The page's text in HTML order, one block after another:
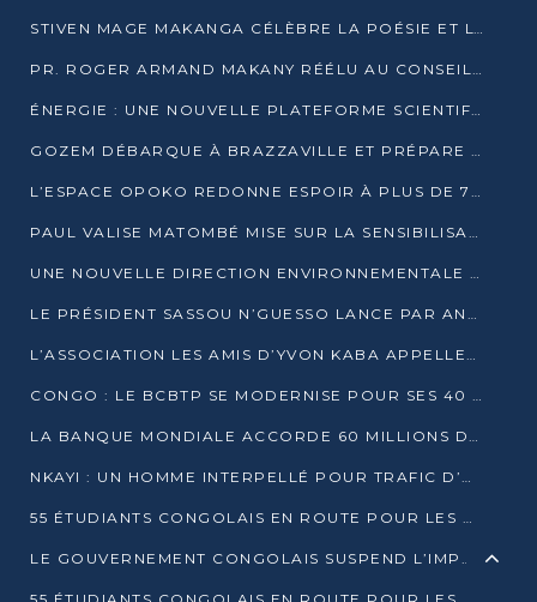
STIVEN MAGE MAKANGA CÉLÈBRE LA POÉSIE ET L’HUMAIN AVEC SON RECUEIL “HECTARE”
PR. ROGER ARMAND MAKANY RÉÉLU AU CONSEIL DE L’AUF
ÉNERGIE : UNE NOUVELLE PLATEFORME SCIENTIFIQUE POUR LA TRANSITION ÉNERGÉTIQUE EN AFRIQUE CENTRALE
GOZEM DÉBARQUE À BRAZZAVILLE ET PRÉPARE SON ARRIVÉE À POINTE-NOIRE
L’ESPACE OPOKO REDONNE ESPOIR À PLUS DE 775 ÉLÈVES AUTOCHTONES DANS LE NORD DU CONGO
PAUL VALISE MATOMBÉ MISE SUR LA SENSIBILISATION POUR ÉRAQUER LE GRAND BANDITISME
UNE NOUVELLE DIRECTION ENVIRONNEMENTALE POUR RENFORCER LA GESTION DES DONNÉES AU CONGO
LE PRÉSIDENT SASSOU N’GUESSO LANCE PAR ANTICIPATION LA 39ÈME JOURNÉE NATIONALE DE L’ARBRE
L’ASSOCIATION LES AMIS D’YVON KABA APPELLENT DENIS SASSOU N’GUESSO À SE PORTER CANDIDAT
CONGO : LE BCBTP SE MODERNISE POUR SES 40 ANS D’EXISTENCE
LA BANQUE MONDIALE ACCORDE 60 MILLIONS DE DOLLARS POUR LA RÉSILIENCE URBAINE AU CONGO
NKAYI : UN HOMME INTERPELLÉ POUR TRAFIC D’UN BÉBÉ CHIMPANZÉ
55 ÉTUDIANTS CONGOLAIS EN ROUTE POUR LES UNIVERSITÉS ALGÉRIENNES
LE GOUVERNEMENT CONGOLAIS SUSPEND L’IMPORTATION DES MACHETTES ET DES MOTOS